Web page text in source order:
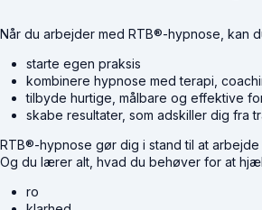
Når du arbejder med RTB®-hypnose, kan
starte egen praksis
kombinere hypnose med terapi,
tilbyde hurtige, målbare og effektive
skabe resultater, som adskiller dig fra
RTB®-hypnose gør dig i stand til at
Og du lærer alt, hvad du behøver for at
ro